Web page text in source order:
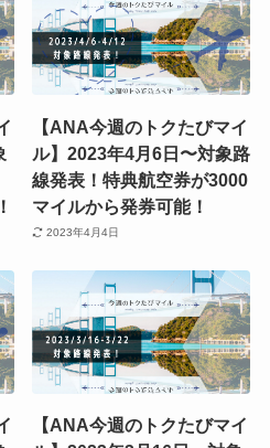
【ANA今週のトクたびマイ
ル】2023年4月6日〜対象路
線発表！特典航空券が3000
マイルから発券可能！
2023年4月4日
【ANA今週のトクたびマイ